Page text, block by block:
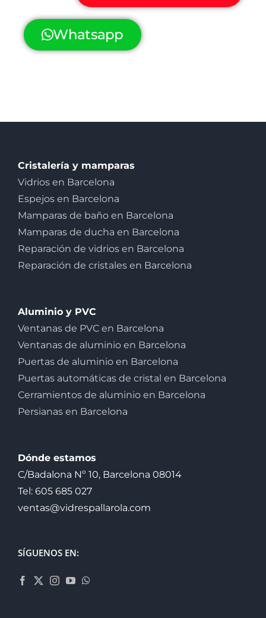
Whatsapp
Cristalería y mamparas
Vidrios en Barcelona
Espejos en Barcelona
Mamparas de baño en Barcelona
Mamparas de ducha en Barcelona
Reparación de vidrios en Barcelona
Reparación de cristales en Barcelona
Aluminio y PVC
Ventanas de PVC en Barcelona
Ventanas de aluminio en Barcelona
Puertas de aluminio en Barcelona
Puertas automáticas de cristal en Barcelona
Cerramientos de aluminio en Barcelona
Persianas en Barcelona
Dónde estamos
C/Badalona Nº 10, Barcelona 08014
Tel: 605 685 027
ventas@vidrespallarola.com
SÍGUENOS EN: